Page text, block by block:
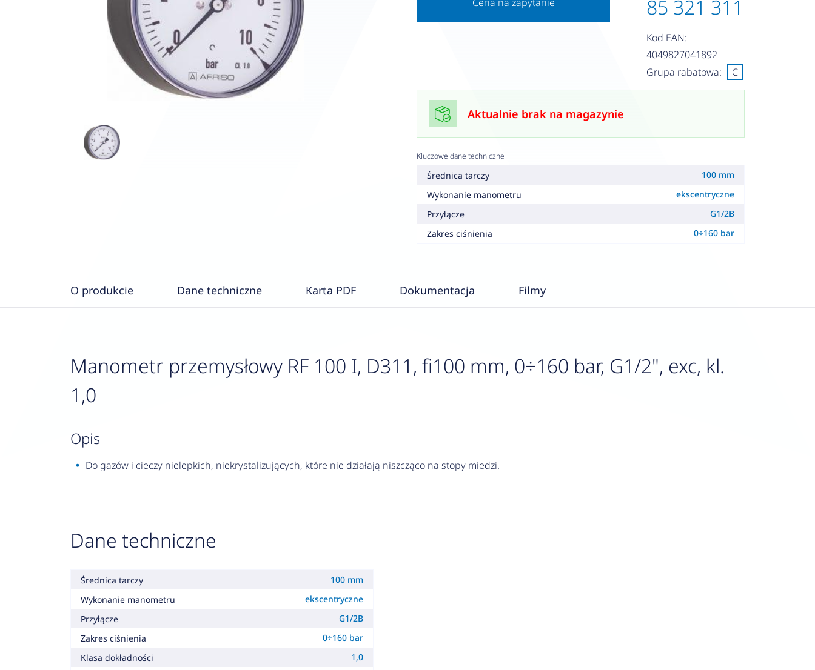
85 321 311
Kod EAN:
4049827041892
Grupa rabatowa:
C
Aktualnie brak na magazynie
Kluczowe dane techniczne
Średnica tarczy
100 mm
Wykonanie manometru
ekscentryczne
Przyłącze
G1/2B
Zakres ciśnienia
0÷160 bar
O produkcie Dane techniczne Karta PDF Dokumentacja Filmy
Manometr przemysłowy RF 100 I, D311, fi100 mm, 0÷160 bar, G1/2", exc, kl.
1,0
opis
Do gazów i cieczy nielepkich, niekrystalizujących, które nie działają niszcząco na stopy miedzi.
Dane techniczne
Średnica tarczy
100 mm
Wykonanie manometru
ekscentryczne
Przyłącze
G1/2B
Zakres ciśnienia
0÷160 bar
Klasa dokładności
1,0